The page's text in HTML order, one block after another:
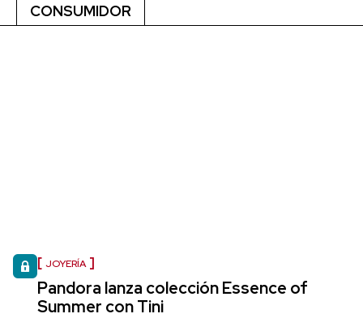
CONSUMIDOR
JOYERÍA
Pandora lanza colección Essence of
Summer con Tini